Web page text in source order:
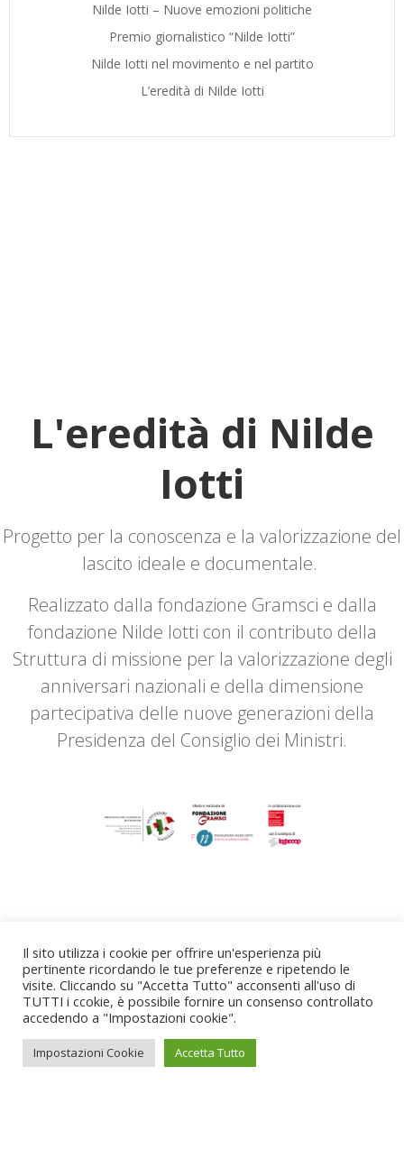
Nilde Iotti – Nuove emozioni politiche
Premio giornalistico “Nilde Iotti”
Nilde Iotti nel movimento e nel partito
L’eredità di Nilde Iotti
L'eredità di Nilde
Iotti
Progetto per la conoscenza e la valorizzazione del
lascito ideale e documentale.
Realizzato dalla fondazione Gramsci e dalla
fondazione Nilde Iotti con il contributo della
Struttura di missione per la valorizzazione degli
anniversari nazionali e della dimensione
partecipativa delle nuove generazioni della
Presidenza del Consiglio dei Ministri.
Il sito utilizza i cookie per offrire un'esperienza più
pertinente ricordando le tue preferenze e ripetendo le
visite. Cliccando su "Accetta Tutto" acconsenti all'uso di
TUTTI i ccokie, è possibile fornire un consenso controllato
accedendo a "Impostazioni cookie".
Impostazioni Cookie Accetta Tutto